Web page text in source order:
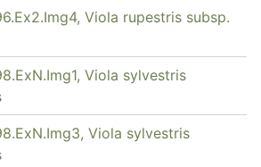
Viola rupestris subsp.
Viola sylvestris
Viola sylvestris